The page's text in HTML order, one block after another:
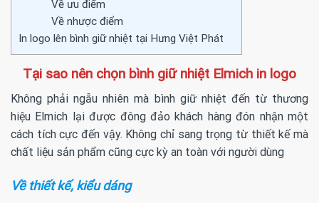
Về ưu điểm
Về nhược điểm
In logo lên bình giữ nhiệt tại Hưng Việt Phát
Tại sao nên chọn bình giữ nhiệt Elmich in logo
Không phải ngẫu nhiên mà bình giữ nhiệt đến từ thương
hiệu Elmich lại được đông đảo khách hàng đón nhận một
cách tích cực đến vậy. Không chỉ sang trọng từ thiết kế mà
chất liệu sản phẩm cũng cực kỳ an toàn với người dùng
Về thiết kế, kiểu dáng